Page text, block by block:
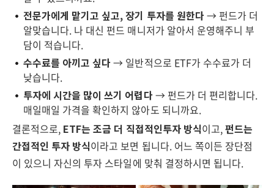
전문가에게 맡기고 싶고, 장기 투자를 원한다→ 펀드가 더
알맞습니다. 나 대신 펀드 매니저가 알아서 운영해주니 부
담이 적습니다.
수수료를 아끼고 싶다→ 일반적으로 ETF가 수수료가 더
낮습니다.
투자에 시간을 많이 쓰기 어렵다→ 펀드가 더 편리합니다.
매일매일 가격을 확인하지 않아도 되니까요.
결론적으로, ETF는 조금 더 직접적인투자 방식이고,펀드는
간접적인 투자 방식이라고 보면 됩니다. 어느 쪽이든 장단점
이 있으니 자신의 투자 스타일에 맞춰 결정하시면 됩니다.